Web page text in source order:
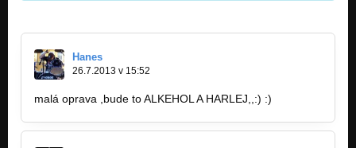
Hanes
26.7.2013 v 15:52
malá oprava ,bude to ALKEHOL A HARLEJ,,:) :)